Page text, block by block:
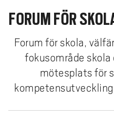
FORUM FÖR
Forum för skola,
fokusområde skola
mötesplats för